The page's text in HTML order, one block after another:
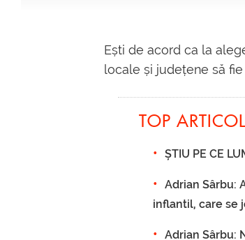
Ești de acord ca la
locale și județene să
TOP
ȘTIU PE CE
Adrian Sârbu:
inflantil, care se
Adrian Sârbu: